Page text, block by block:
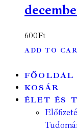
600Ft
ADD TO
FŐOLDAL
KOSÁR
ÉLET ÉS